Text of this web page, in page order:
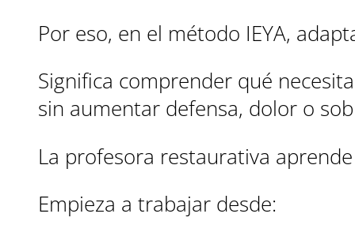
Por eso, en el método IEYA,
Significa comprender qué
sin aumentar defensa, dolor o
La profesora restaurativa
Empieza a trabajar desde: